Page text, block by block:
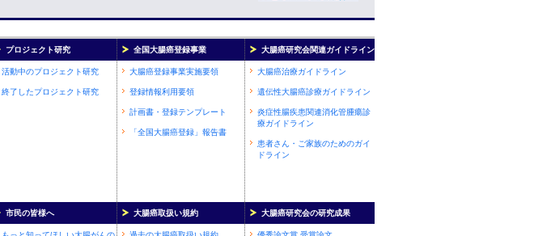
プロジェクト研究 全国大腸癌登録事業 大腸癌研究会関連ガイドライン
活動中のプロジェクト研究
終了したプロジェクト研究
大腸癌登録事業実施要領
登録情報利用要領
計画書・登録テンプレート
「全国大腸癌登録」報告書
大腸癌治療ガイドライン
遺伝性大腸癌診療ガイドライン
炎症性腸疾患関連消化管腫瘍診
療ガイドライン
患者さん・ご家族のためのガイ
ドライン
市民の皆様へ 大腸癌取扱い規約 大腸癌研究会の研究成果